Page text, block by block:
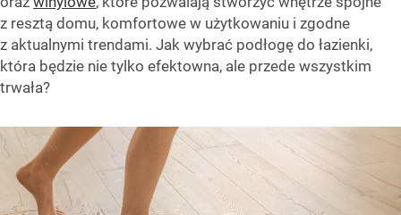
z resztą domu, komfortowe w użytkowaniu i zgodne
z aktualnymi trendami. Jak wybrać podłogę do łazienki,
która będzie nie tylko efektowna, ale przede wszystkim
trwała?